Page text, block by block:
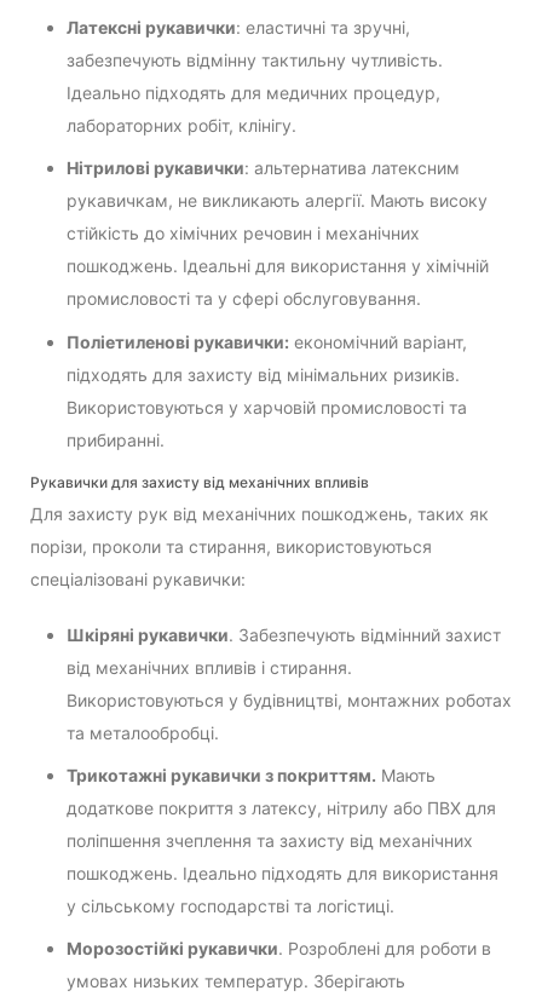
Латексні рукавички: еластичні та зручні,
забезпечують відмінну тактильну чутливість.
Ідеально підходять для медичних процедур,
лабораторних робіт, клінігу.
Нітрилові рукавички: альтернатива латексним
рукавичкам, не викликають алергії. Мають високу
стійкість до хімічних речовин і механічних
пошкоджень. Ідеальні для використання у хімічній
промисловості та у сфері обслуговування.
Поліетиленові рукавички: економічний варіант,
підходять для захисту від мінімальних ризиків.
Використовуються у харчовій промисловості та
прибиранні.
Рукавички для захисту від механічних впливів
Для захисту рук від механічних пошкоджень, таких як
порізи, проколи та стирання, використовуються
спеціалізовані рукавички:
Шкіряні рукавички. Забезпечують відмінний захист
від механічних впливів і стирання.
Використовуються у будівництві, монтажних роботах
та металообробці.
Трикотажні рукавички з покриттям. Мають
додаткове покриття з латексу, нітрилу або ПВХ для
поліпшення зчеплення та захисту від механічних
пошкоджень. Ідеально підходять для використання
у сільському господарстві та логістиці.
Морозостійкі рукавички. Розроблені для роботи в
умовах низьких температур. Зберігають